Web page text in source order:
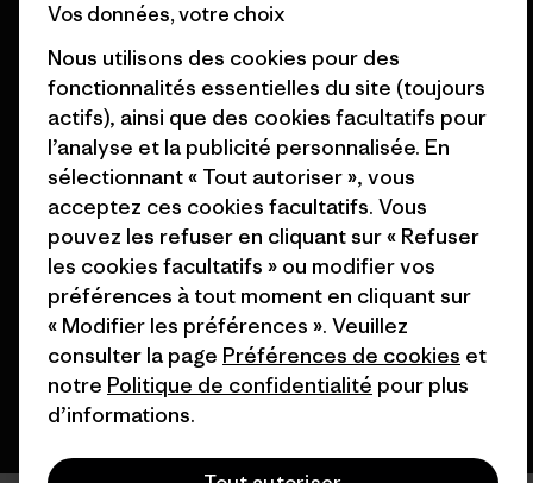
Cartes cadeaux
Nos magasins
© 2026 Patagonia, Inc. All Rights Reserved.
français
Vos données, votre choix
Nous utilisons des cookies pour des
fonctionnalités essentielles du site (toujours
actifs), ainsi que des cookies facultatifs pour
l’analyse et la publicité personnalisée. En
sélectionnant « Tout autoriser », vous
acceptez ces cookies facultatifs. Vous
pouvez les refuser en cliquant sur « Refuser
les cookies facultatifs » ou modifier vos
préférences à tout moment en cliquant sur
« Modifier les préférences ». Veuillez
consulter la page Préférences de cookies et
notre Politique de confidentialité pour plus
d’informations.